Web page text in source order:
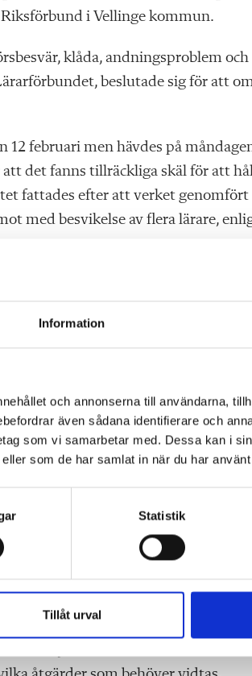
Information
och annonserna till användarna,
även sådana identifierare och
som vi samarbetar med. Dessa kan i
som de har samlat in när du har
Statistik
Tillåt urval
i Vellinge kommun.
klåda, andningsproblem och
beslutade sig för att
februari men hävdes på
det fanns tillräckliga skäl för att
fattades efter att verket genomfört
med besvikelse av flera lärare,
en annan skola får en ny lekplats.
en rad åtgärder och upprättat en
först uppdagades så har bekymren
finns goda skäl till att tro att så är
helger, lov och när det arbetar
hon.
både luft och material på skolan.